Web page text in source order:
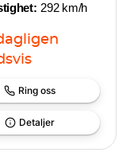
292 km/h
Ring oss
Detaljer